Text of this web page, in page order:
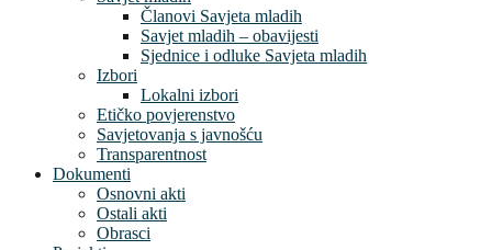
Članovi Savjeta mladih
Savjet mladih – obavijesti
Sjednice i odluke Savjeta mladih
Izbori
Lokalni izbori
Etičko povjerenstvo
Savjetovanja s javnošću
Transparentnost
Dokumenti
Osnovni akti
Ostali akti
Obrasci